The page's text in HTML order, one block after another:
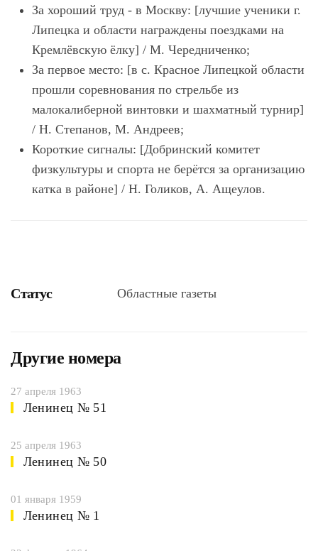
За хороший труд - в Москву: [лучшие ученики г.
Липецка и области награждены поездками на
Кремлёвскую ёлку] / М. Чередниченко;
За первое место: [в с. Красное Липецкой области
прошли соревнования по стрельбе из
малокалиберной винтовки и шахматный турнир]
/ Н. Степанов, М. Андреев;
Короткие сигналы: [Добринский комитет
физкультуры и спорта не берётся за организацию
катка в районе] / Н. Голиков, А. Ащеулов.
Статус Областные газеты
Другие номера
27 апреля 1963
Ленинец № 51
25 апреля 1963
Ленинец № 50
01 января 1959
Ленинец № 1